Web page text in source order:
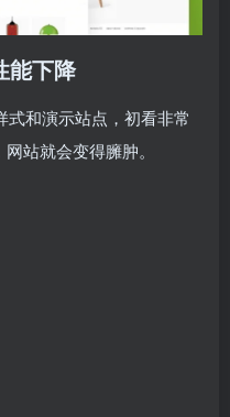
能下降
式和演示站点，初看非常
站就会变得臃肿。